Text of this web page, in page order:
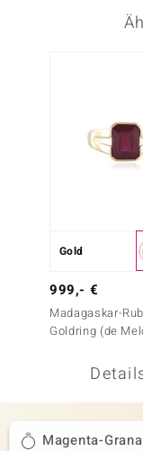
BY DE MELO
Gold
999,- €
Madagaskar-
Goldring (de
Magenta-